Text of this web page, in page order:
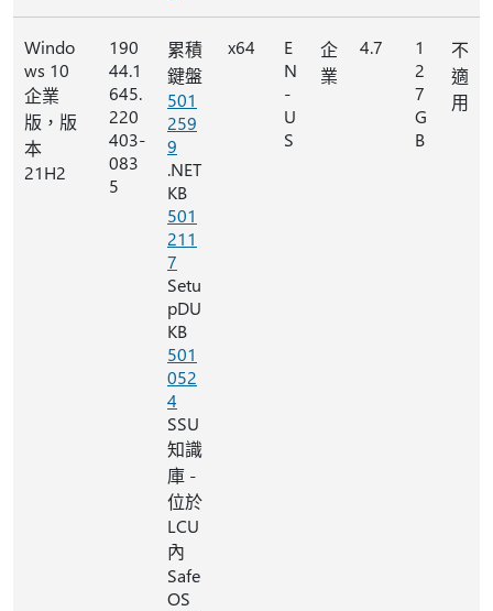
Windo
ws 10
企業
版，版
本
21H2
190
44.1
645.
220
403-
083
5
累積
鍵盤
501
259
9
.NET
KB
501
211
7
Setu
pDU
KB
501
052
4
SSU
知識
庫 -
位於
LCU
內
Safe
OS
x64
E
N
-
U
S
企
業
4.7
1
2
7
G
B
不
適
用